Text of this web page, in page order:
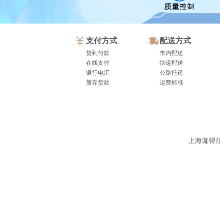
支付方式
货到付款
在线支付
银行电汇
预存货款
配送方式
市内配送
快递配送
公路托运
运费标准
上海珈得